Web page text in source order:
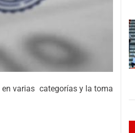
varias categorías y la toma